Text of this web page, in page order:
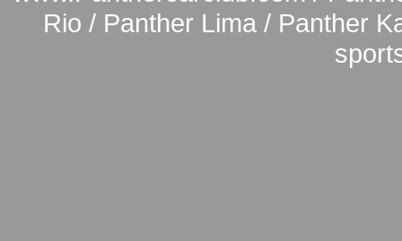
Rio / Panther Lima / Panther